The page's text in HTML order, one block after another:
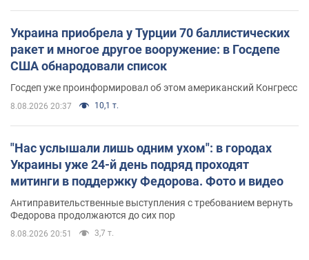
Украина приобрела у Турции 70 баллистических
ракет и многое другое вооружение: в Госдепе
США обнародовали список
Госдеп уже проинформировал об этом американский Конгресс
8.08.2026 20:37 10,1 т.
"Нас услышали лишь одним ухом": в городах
Украины уже 24-й день подряд проходят
митинги в поддержку Федорова. Фото и видео
Антиправительственные выступления с требованием вернуть
Федорова продолжаются до сих пор
8.08.2026 20:51 3,7 т.